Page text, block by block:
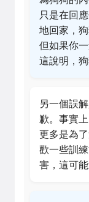
只是在回
地回家，
但如果你
這說明，
另一個誤
歉。事實
更多是為
歡一些訓
害，這可能